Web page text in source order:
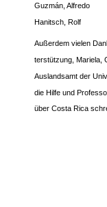
Guzmán, Alfredo
Hanitsch, Rolf
Außerdem vielen
terstützung, Mariela,
Auslandsamt der
die Hilfe und
über Costa Rica